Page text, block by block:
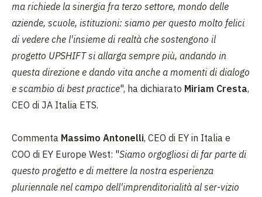
ma richiede la sinergia fra terzo settore, mondo delle
aziende, scuole, istituzioni: siamo per questo molto felici
di vedere che l'insieme di realtà che sostengono il
progetto UPSHIFT si allarga sempre più, andando in
questa direzione e dando vita anche a momenti di dialogo
e scambio di best practice", ha dichiarato Miriam Cresta,
CEO di JA Italia ETS.
Commenta Massimo Antonelli, CEO di EY in Italia e
COO di EY Europe West: "Siamo orgogliosi di far parte di
questo progetto e di mettere la nostra esperienza
pluriennale nel campo dell'imprenditorialità al ser-vizio